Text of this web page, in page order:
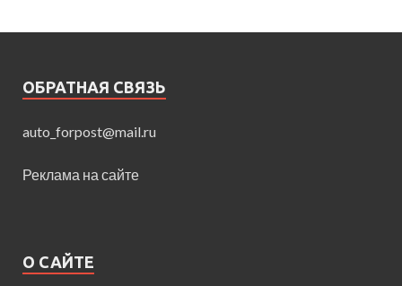
ОБРАТНАЯ СВЯЗЬ
auto_forpost@mail.ru
Реклама на сайте
О САЙТЕ